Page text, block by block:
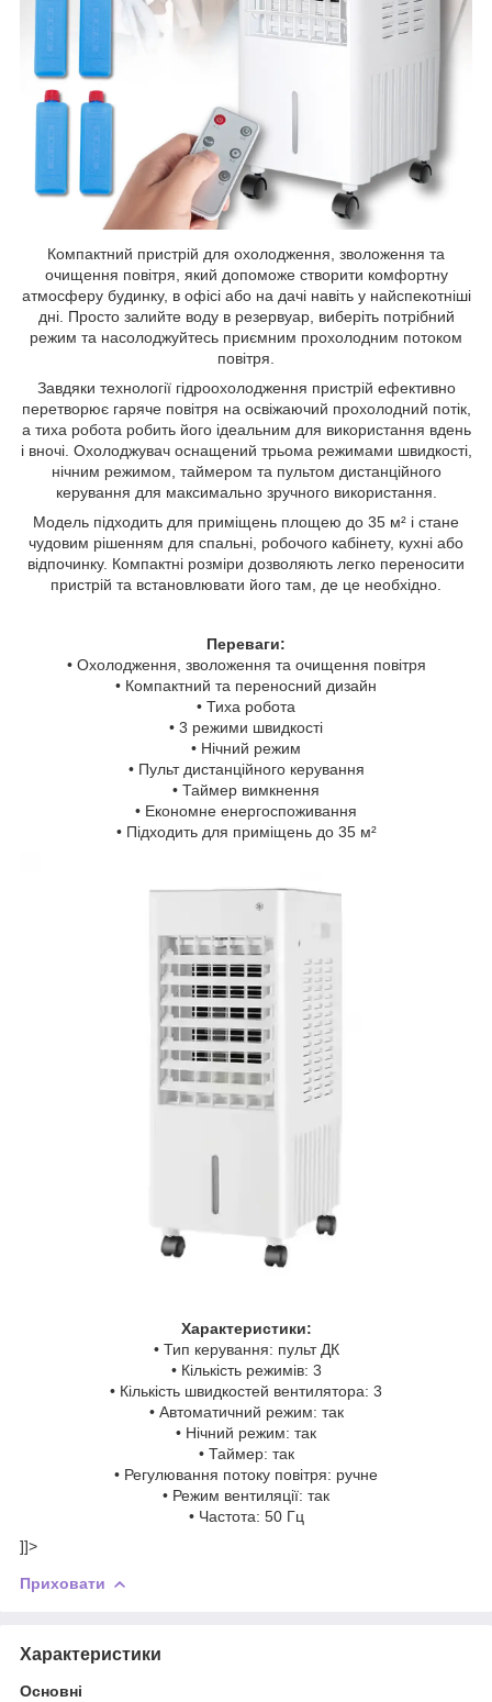
Компактний пристрій для охолодження, зволоження та
очищення повітря, який допоможе створити комфортну
атмосферу будинку, в офісі або на дачі навіть у найспекотніші
дні. Просто залийте воду в резервуар, виберіть потрібний
режим та насолоджуйтесь приємним прохолодним потоком
повітря.
Завдяки технології гідроохолодження пристрій ефективно
перетворює гаряче повітря на освіжаючий прохолодний потік,
а тиха робота робить його ідеальним для використання вдень
і вночі. Охолоджувач оснащений трьома режимами швидкості,
нічним режимом, таймером та пультом дистанційного
керування для максимально зручного використання.
Модель підходить для приміщень площею до 35 м² і стане
чудовим рішенням для спальні, робочого кабінету, кухні або
відпочинку. Компактні розміри дозволяють легко переносити
пристрій та встановлювати його там, де це необхідно.
Переваги:
• Охолодження, зволоження та очищення повітря
• Компактний та переносний дизайн
• Тиха робота
• 3 режими швидкості
• Нічний режим
• Пульт дистанційного керування
• Таймер вимкнення
• Економне енергоспоживання
• Підходить для приміщень до 35 м²
Характеристики:
• Тип керування: пульт ДК
• Кількість режимів: 3
• Кількість швидкостей вентилятора: 3
• Автоматичний режим: так
• Нічний режим: так
• Таймер: так
• Регулювання потоку повітря: ручне
• Режим вентиляції: так
• Частота: 50 Гц
]]>
Приховати
Характеристики
Основні